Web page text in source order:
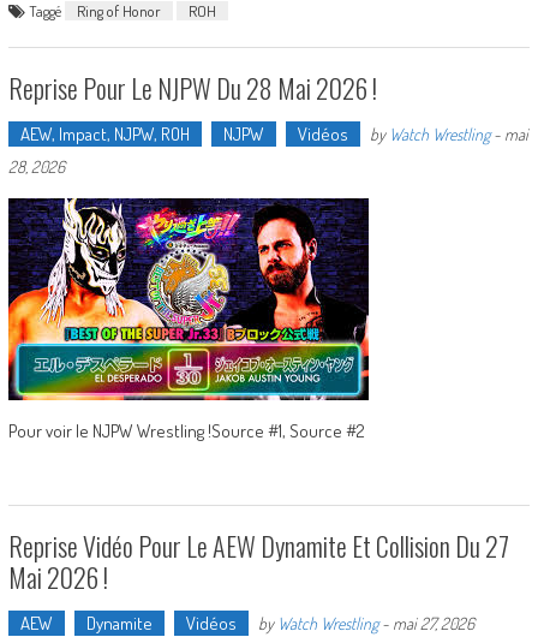
Taggé Ring of Honor ROH
Reprise Pour Le NJPW Du 28 Mai 2026 !
AEW, Impact, NJPW, ROH NJPW Vidéos by Watch Wrestling- mai
28, 2026
Pour voir le NJPW Wrestling !Source #1, Source #2
Reprise Vidéo Pour Le AEW Dynamite Et Collision Du 27
Mai 2026 !
AEW Dynamite Vidéos by Watch Wrestling- mai 27, 2026